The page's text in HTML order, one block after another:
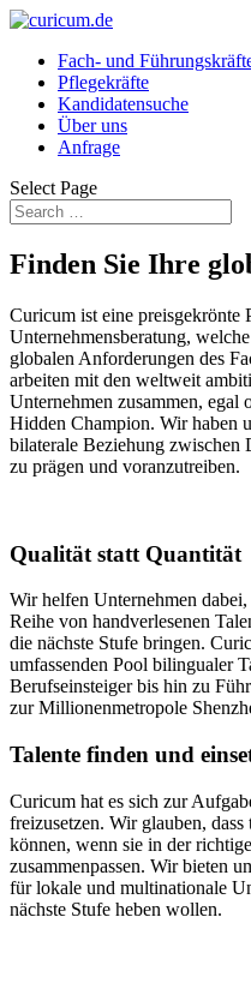
Fach- und
Pflegekräfte
Kandidatensuche
Über uns
Anfrage
Select Page
Finden Sie Ihre
Curicum ist eine preisgekrönte
Unternehmensberatung,
globalen Anforderungen des
arbeiten mit den weltweit
Unternehmen zusammen,
Hidden Champion. Wir haben
bilaterale Beziehung zwischen
zu prägen und voranzutreiben.
Qualität statt Quantität
Wir helfen Unternehmen
Reihe von handverlesenen
die nächste Stufe bringen.
umfassenden Pool bilingualer
Berufseinsteiger bis hin zu
zur Millionenmetropole
Talente finden und
Curicum hat es sich zur
freizusetzen. Wir glauben,
können, wenn sie in der
zusammenpassen. Wir bieten
für lokale und multinationale
nächste Stufe heben wollen.